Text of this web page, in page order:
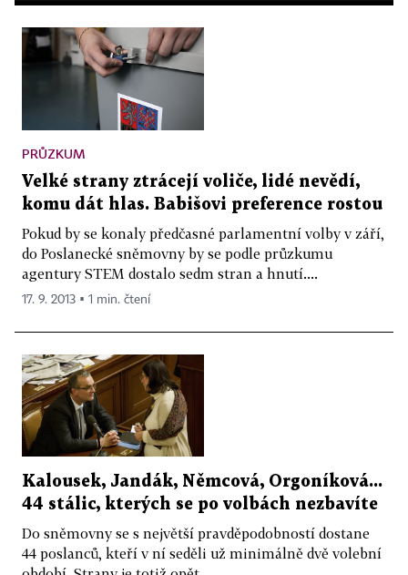
PRŮZKUM
Velké strany ztrácejí voliče, lidé nevědí,
komu dát hlas. Babišovi preference rostou
Pokud by se konaly předčasné parlamentní volby v září,
do Poslanecké sněmovny by se podle průzkumu
agentury STEM dostalo sedm stran a hnutí....
17. 9. 2013 ▪ 1 min. čtení
Kalousek, Jandák, Němcová, Orgoníková...
44 stálic, kterých se po volbách nezbavíte
Do sněmovny se s největší pravděpodobností dostane
44 poslanců, kteří v ní seděli už minimálně dvě volební